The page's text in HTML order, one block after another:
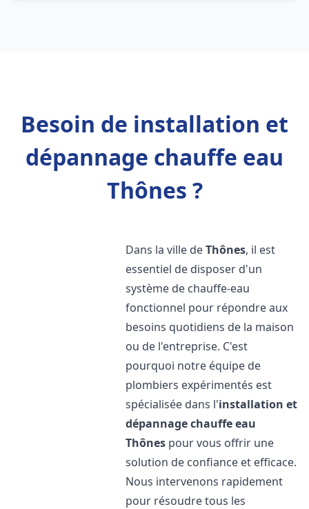
Besoin de installation et
dépannage chauffe eau
Thônes ?
Dans la ville deThônes, il est
essentiel de disposer d'un
système de chauffe-eau
fonctionnel pour répondre aux
besoins quotidiens de la maison
ou de l'entreprise. C'est
pourquoi notre équipe de
plombiers expérimentés est
spécialisée dans l'installation et
dépannage chauffe eau
Thônes pour vous offrir une
solution de confiance et efficace.
Nous intervenons rapidement
pour résoudre tous les